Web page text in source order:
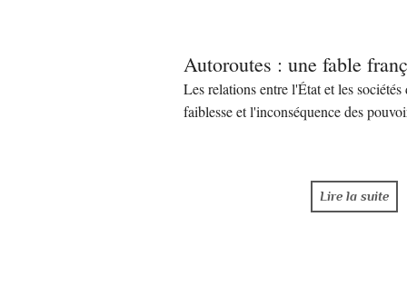
Autoroutes : une fable
Les relations entre l'État et les
faiblesse et l'inconséquence des
Lire la suite